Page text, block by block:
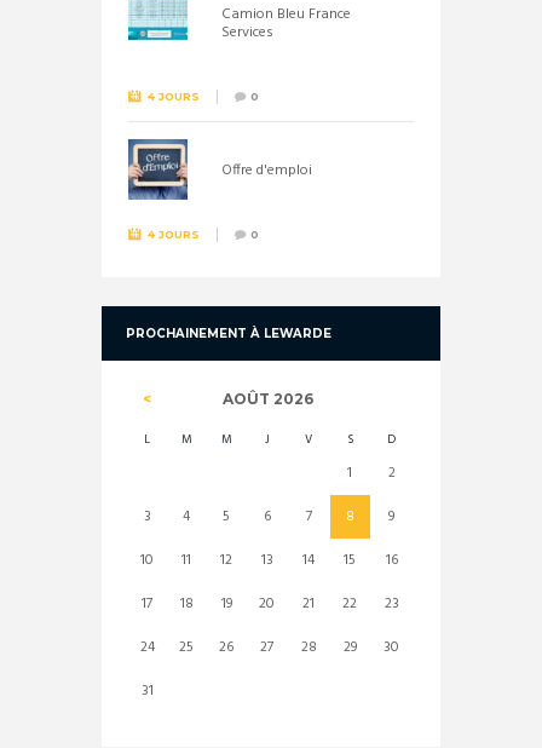
Camion Bleu France
Services
4 JOURS 0
Offre d'emploi
4 JOURS 0
PROCHAINEMENT À LEWARDE
AOÛT 2026
L M M J V S D
1
2
3
4 5 6 7 8
9
10
11 12 13 14 15
16
17
18 19 20 21 22
23
24
25 26 27 28 29
30
31